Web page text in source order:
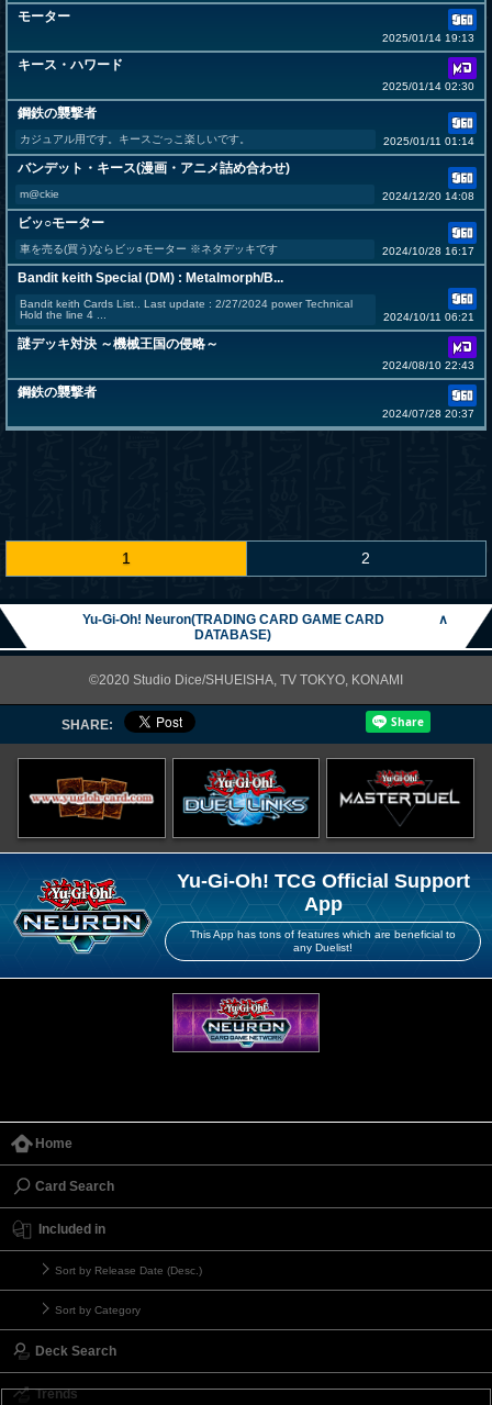
モーター
2025/01/14 19:13
キース・ハワード
2025/01/14 02:30
鋼鉄の襲撃者
カジュアル用です。キースごっこ楽しいです。 2025/01/11 01:14
バンデット・キース(漫画・アニメ詰め合わせ)
m@ckie 2024/12/20 14:08
ビッ○モーター
車を売る(買う)ならビッ○モーター ※ネタデッキです 2024/10/28 16:17
Bandit keith Special (DM) : Metalmorph/B...
Bandit keith Cards List.. Last update : 2/27/2024 power Technical
Hold the line 4 ...
2024/10/11 06:21
謎デッキ対決 ～機械王国の侵略～
2024/08/10 22:43
鋼鉄の襲撃者
2024/07/28 20:37
1 2
Yu-Gi-Oh! Neuron(TRADING CARD GAME CARD
DATABASE)
∧
©2020 Studio Dice/SHUEISHA, TV TOKYO, KONAMI
SHARE:
Yu-Gi-Oh! TCG Official Support
App
This App has tons of features which are beneficial to
any Duelist!
Home
Card Search
Included in
Sort by Release Date (Desc.)
Sort by Category
Deck Search
Trends